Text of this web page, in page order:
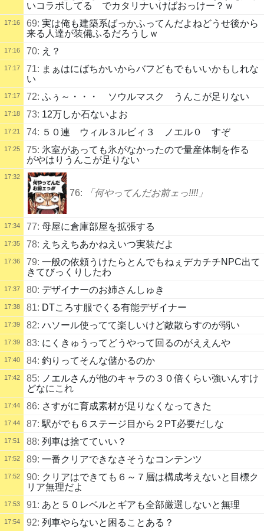
いコラボしてる でカタリナいけばおっけー？ｗ
17:16 69: 実は俺も建築系ばっかふってんだよねどうせ後から
来る人達が装備ふるだろうしｗ
17:16 70: え？
17:17 71: まぁはにばちかいからバフどもでもいいかもしれな
い
17:17 72: ふぅ～・・・ ソウルマスク うんこが足りない
17:18 73: 12万しか石ないよお
17:21 74: ５０連 ウィル３ルビィ３ ノエル０ すぞ
17:25 75: 氷室があっても氷がなかったので量産体制を作る
がやはりうんこが足りない
17:32
76: 「何やってんだお前ェっ!!!!」
17:34 77: 母屋に倉庫部屋を拡張する
17:35 78: えちえちあかねえいつ実装だよ
17:36 79: 一般の依頼うけたらとんでもねぇデカチチNPC出て
きてびっくりしたわ
17:37 80: デザイナーのお姉さんしゅき
17:38 81: DTころす服でくる有能デザイナー
17:39 82: ハソール使ってて楽しいけど敵散らすのが弱い
17:39 83: にくきゅうってどうやって回るのがええんや
17:40 84: 釣りってそんな儲かるのか
17:42 85: ノエルさんが他のキャラの３０倍くらい強いんすけ
どなにこれ
17:44 86: さすがに育成素材が足りなくなってきた
17:44 87: 駅がでも６ステージ目から２PT必要だしな
17:51 88: 列車は捨てていい？
17:52 89: 一番クリアできなさそうなコンテンツ
17:52 90: クリアはできても６～７層は構成考えないと目標ク
リア無理だよ
17:53 91: あと５０レベルとギアも全部厳選しないと無理
17:54 92: 列車やらないと困ることある？